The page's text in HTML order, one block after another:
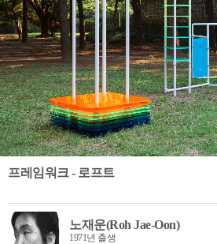
프레임워크 - 로프트
노재운(Roh Jae-Oon)
1971년 출생